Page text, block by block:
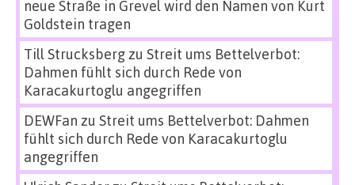
neue Straße in Grevel wird den Namen von Kurt
Goldstein tragen
Till Strucksbergzu Streit ums Bettelverbot:
Dahmen fühlt sich durch Rede von
Karacakurtoglu angegriffen
DEWFan zu Streit ums Bettelverbot: Dahmen
fühlt sich durch Rede von Karacakurtoglu
angegriffen